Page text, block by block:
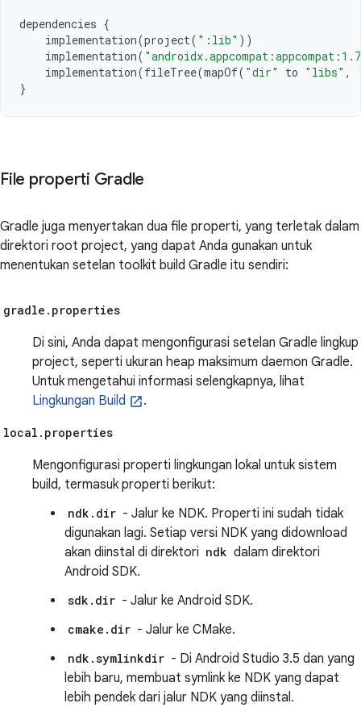
dependencies {
implementation(project( ":lib" ))
implementation(
implementation(fileTree(mapOf( "dir" to "libs" ,
}
File properti Gradle
Gradle juga menyertakan dua file properti, yang terletak dalam
direktori root project, yang dapat Anda gunakan untuk
menentukan setelan toolkit build Gradle itu sendiri:
gradle.properties
Di sini, Anda dapat mengonfigurasi setelan Gradle lingkup
project, seperti ukuran heap maksimum daemon Gradle.
Untuk mengetahui informasi selengkapnya, lihat
Lingkungan Build
.
local.properties
Mengonfigurasi properti lingkungan lokal untuk sistem
build, termasuk properti berikut:
ndk.dir - Jalur ke NDK. Properti ini sudah tidak
digunakan lagi. Setiap versi NDK yang didownload
akan diinstal di direktori ndk dalam direktori
Android SDK.
sdk.dir - Jalur ke Android SDK.
cmake.dir - Jalur ke CMake.
ndk.symlinkdir - Di Android Studio 3.5 dan yang
lebih baru, membuat symlink ke NDK yang dapat
lebih pendek dari jalur NDK yang diinstal.